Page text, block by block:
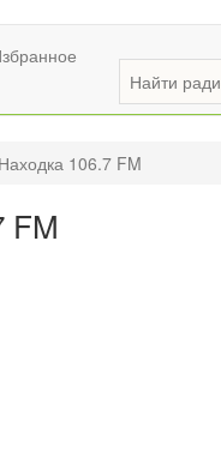
106.7 FM
FM